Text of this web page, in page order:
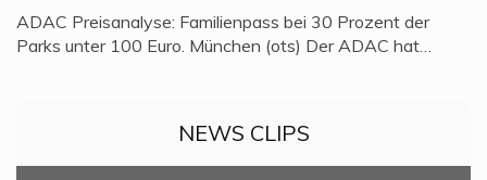
ADAC Preisanalyse: Familienpass bei 30 Prozent der
Parks unter 100 Euro. München (ots) Der ADAC hat…
NEWS CLIPS